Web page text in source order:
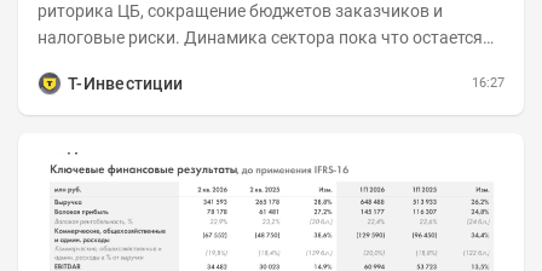
риторика ЦБ, сокращение бюджетов заказчиков и
налоговые риски. Динамика сектора пока что остается
Т-Инвестиции
16:27